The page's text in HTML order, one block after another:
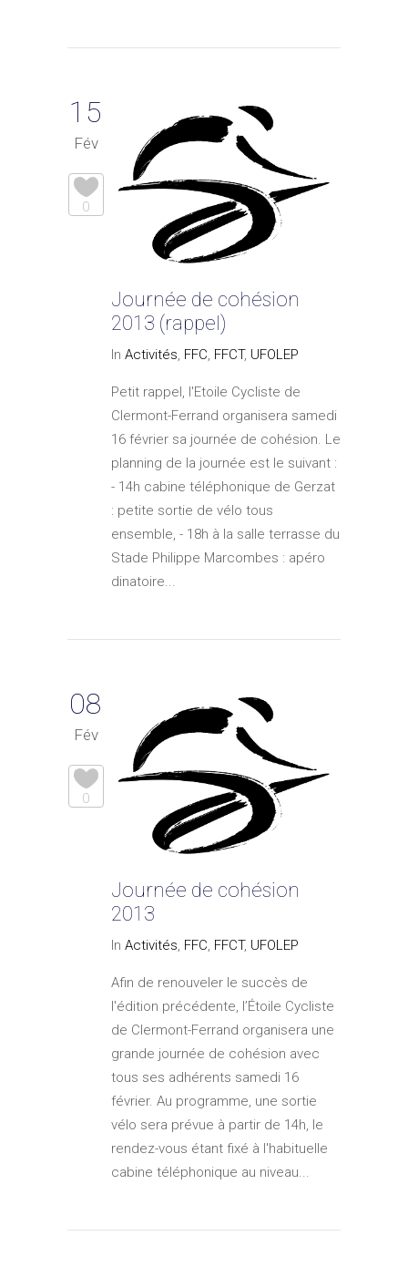
15
Fév
0
Journée de cohésion
2013 (rappel)
In Activités, FFC, FFCT, UFOLEP
Petit rappel, l'Etoile Cycliste de
Clermont-Ferrand organisera samedi
16 février sa journée de cohésion. Le
planning de la journée est le suivant :
- 14h cabine téléphonique de Gerzat
: petite sortie de vélo tous
ensemble, - 18h à la salle terrasse du
Stade Philippe Marcombes : apéro
dinatoire...
08
Fév
0
Journée de cohésion
2013
In Activités, FFC, FFCT, UFOLEP
Afin de renouveler le succès de
l'édition précédente, l’Étoile Cycliste
de Clermont-Ferrand organisera une
grande journée de cohésion avec
tous ses adhérents samedi 16
février. Au programme, une sortie
vélo sera prévue à partir de 14h, le
rendez-vous étant fixé à l'habituelle
cabine téléphonique au niveau...